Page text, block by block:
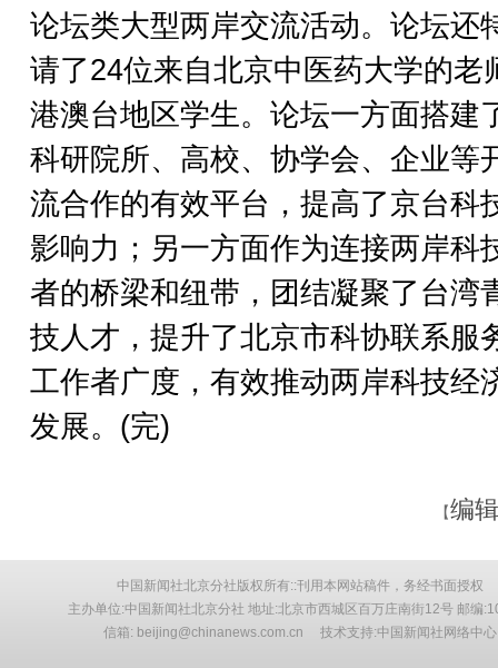
论坛类大型两岸交流活动。论坛还
请了24位来自北京中医药大学的老
港澳台地区学生。论坛一方面搭建
科研院所、高校、协学会、企业等
流合作的有效平台，提高了京台科
影响力；另一方面作为连接两岸科
者的桥梁和纽带，团结凝聚了台湾
技人才，提升了北京市科协联系服
工作者广度，有效推动两岸科技经
发展。(完)
【编
中国新闻社北京分社版权所有::刊用本网站稿件，务经书面授权
主办单位:中国新闻社北京分社 地址:北京市西城区百万庄南街12号 邮编
信箱: beijing@chinanews.com.cn 技术支持:中国新闻社网络中心